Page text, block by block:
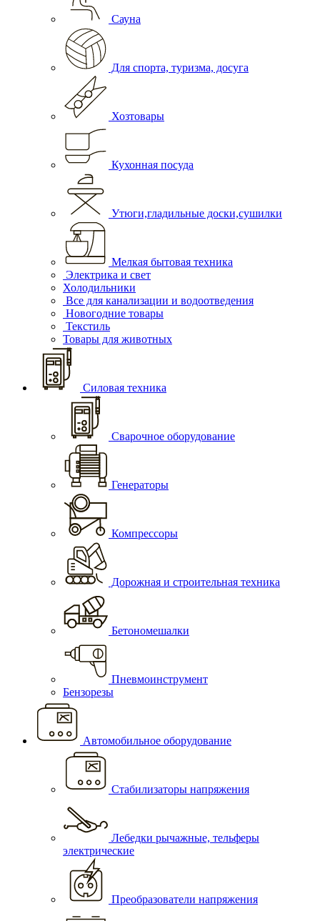
Сауна
Для спорта, туризма, досуга
Хозтовары
Кухонная посуда
Утюги,гладильные доски,сушилки
Мелкая бытовая техника
Электрика и свет
Холодильники
Все для канализации и водоотведения
Новогодние товары
Текстиль
Товары для животных
Силовая техника
Сварочное оборудование
Генераторы
Компрессоры
Дорожная и строительная техника
Бетономешалки
Пневмоинструмент
Бензорезы
Автомобильное оборудование
Стабилизаторы напряжения
Лебедки рычажные, тельферы
электрические
Преобразователи напряжения